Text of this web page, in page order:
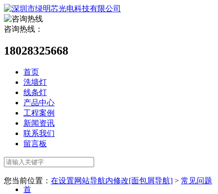
咨询热线：
18028325668
首页
洗墙灯
线条灯
产品中心
工程案例
新闻资讯
联系我们
留言板
首
您当前位置： 在设置网站导航内修改[面包屑导航] > 常见问题